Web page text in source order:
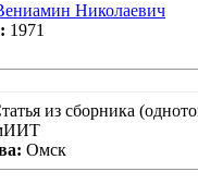
Николаевич
1971
из сборника
Омск